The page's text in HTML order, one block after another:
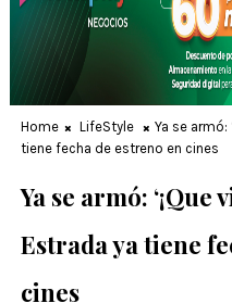
Home LifeStyle
Ya se armó:
tiene fecha de estreno en cines
Ya se armó: ‘¡Que
Estrada ya tiene
cines